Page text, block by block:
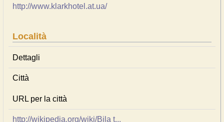
http://www.klarkhotel.at.ua/
Località
Dettagli
Città
URL per la città
http://wikipedia.org/wiki/Bila t...